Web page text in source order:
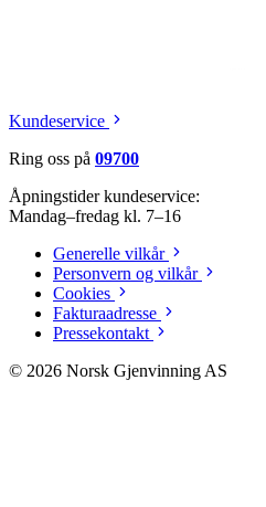
Kundeservice
Ring oss på 09700
Åpningstider kundeservice:
Mandag–fredag kl. 7–16
Generelle vilkår
Personvern og vilkår
Cookies
Fakturaadresse
Pressekontakt
© 2026 Norsk Gjenvinning AS